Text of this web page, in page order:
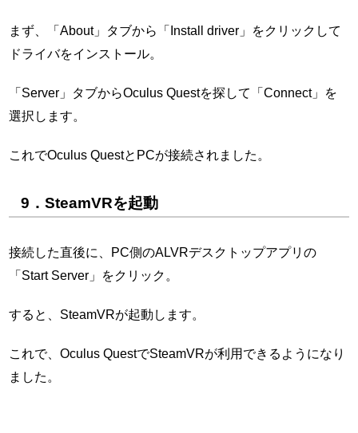
まず、「About」タブから「Install driver」をクリックして
ドライバをインストール。
「Server」タブからOculus Questを探して「Connect」を
選択します。
これでOculus QuestとPCが接続されました。
9．SteamVRを起動
接続した直後に、PC側のALVRデスクトップアプリの
「Start Server」をクリック。
すると、SteamVRが起動します。
これで、Oculus QuestでSteamVRが利用できるようになり
ました。